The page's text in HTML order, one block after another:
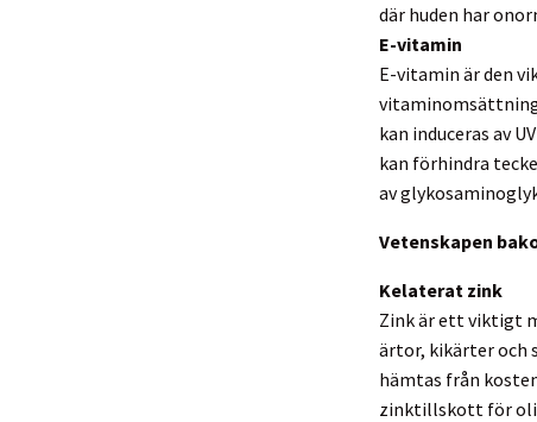
där huden har
E-vitamin
E-vitamin är den
kan induceras av
kan förhindra
av
Vetenskapen
Kelaterat zink
Zink är ett viktigt
ärtor, kikärter och
hämtas från
zinktillskott för